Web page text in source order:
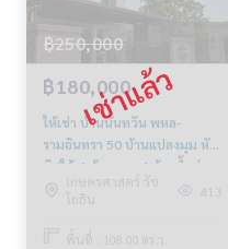
฿250,000
฿180,000
ให้เช่า บ้านนันทวัน พหล-
รามอินทรา 50 บ้านแปลงมุม หัน
ทิศใต้ 4 ห้องนอน 4 ห้องน้ำ ค่า
เช่า 180,000
เกษตรศาสตร์ รัช
โยธิน
413
พื้นที่ : 108.00 ตร.ว.